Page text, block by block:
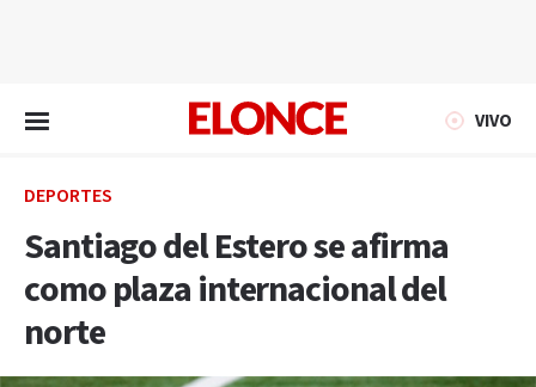
VIVO
DEPORTES
Santiago del Estero se afirma
como plaza internacional del
norte